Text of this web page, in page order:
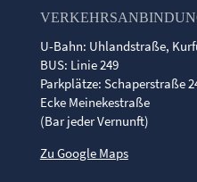
U-Bahn: Uhlandstraße,
BUS: Linie 249
Parkplätze: Schaperstraße
Ecke Meinekestraße
(Bar jeder Vernunft)
Zu Google Maps